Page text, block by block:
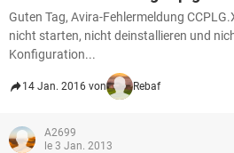
Guten Tag, Avira-Fehlermeldung
nicht starten, nicht deinstallieren und
Konfiguration...
14 Jan. 2016 von Rebaf
A2699
le 3 Jan. 2013